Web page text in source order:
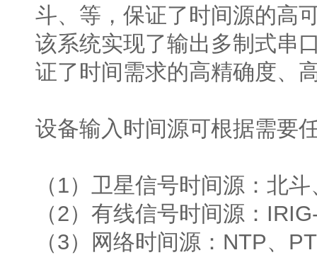
斗、等，保证了时间源的高
该系统实现了输出多制式串
证了时间需求的高精确度、
设备输入时间源可根据需要
（1）卫星信号时间源：北
（2）有线信号时间源：
（3）网络时间源：NTP、